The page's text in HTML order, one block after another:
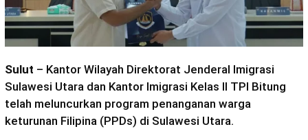
Sulut – Kantor Wilayah Direktorat Jenderal Imigrasi
Sulawesi Utara dan Kantor Imigrasi Kelas II TPI Bitung
telah meluncurkan program penanganan warga
keturunan Filipina (PPDs) di Sulawesi Utara.